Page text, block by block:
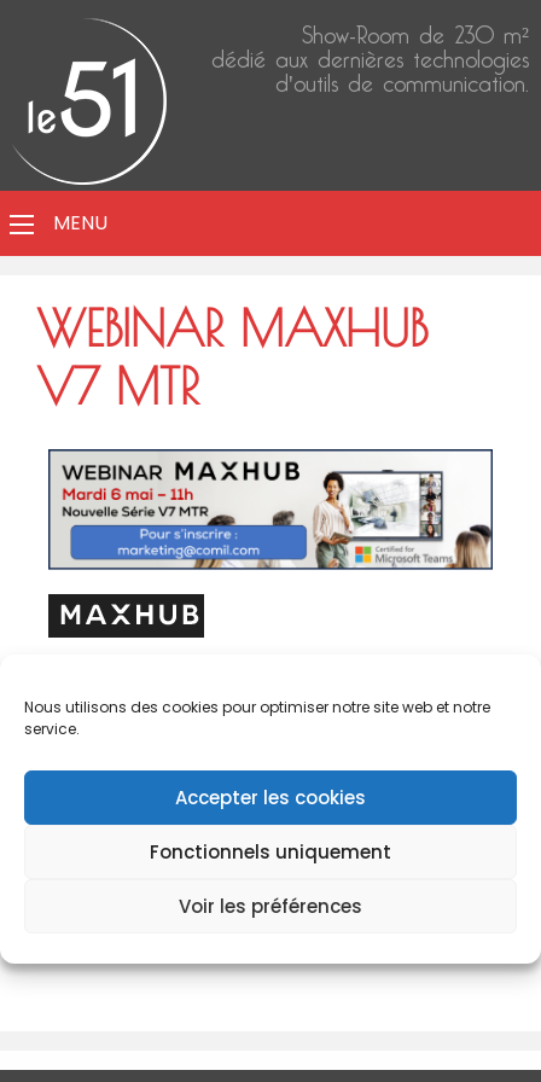
Nous utilisons des cookies pour optimiser notre site web et notre
service.
Accepter les cookies
Fonctionnels uniquement
Voir les préférences
Show-Room de 230 m²
dédié aux dernières technologies
d'outils de communication.
MENU
WEBINAR MAXHUB
V7 MTR
Mardi 6 mai 2025 – 11h à 12h.
Participez à notre Webinar Maxhub sur la nouvelle
série V7 d’écrans collaboratifs tout-en-un.
Olivier Fontana de Maxhub et François Billioque de
répondre aux nouveaux besoins de visioconférence.